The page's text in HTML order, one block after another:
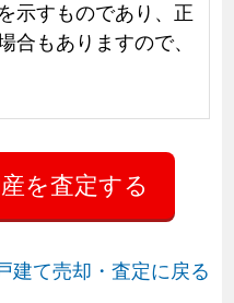
示すものであり、正
もありますので、
建て売却・査定に戻る